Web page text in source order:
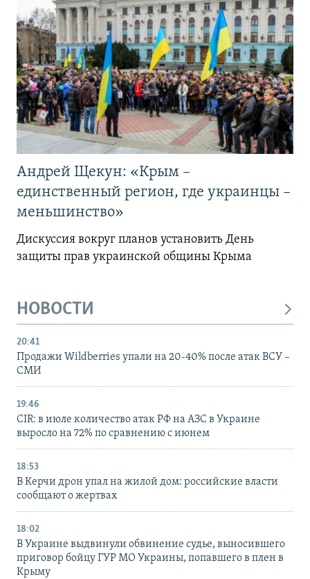
Андрей Щекун: «Крым –
единственный регион, где украинцы –
меньшинство»
Дискуссия вокруг планов установить День
защиты прав украинской общины Крыма
НОВОСТИ
20:41
Продажи Wildberries упали на 20-40% после атак ВСУ –
СМИ
19:46
CIR: в июле количество атак РФ на АЗС в Украине
выросло на 72% по сравнению с июнем
18:53
В Керчи дрон упал на жилой дом: российские власти
сообщают о жертвах
18:02
В Украине выдвинули обвинение судье, выносившего
приговор бойцу ГУР МО Украины, попавшего в плен в
Крыму